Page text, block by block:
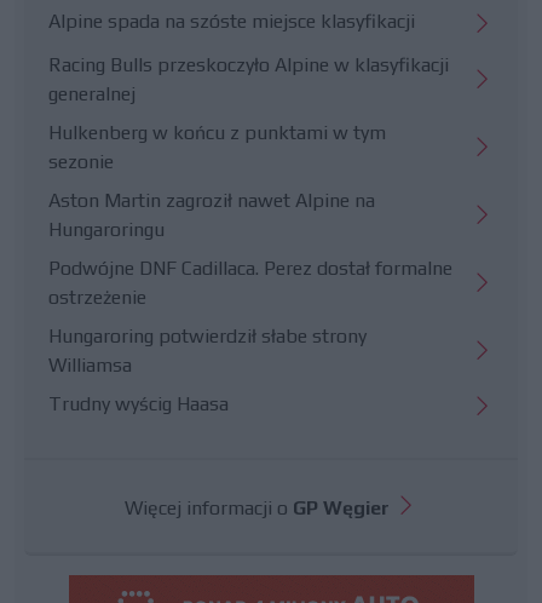
Alpine spada na szóste miejsce klasyfikacji
Racing Bulls przeskoczyło Alpine w klasyfikacji
generalnej
Hulkenberg w końcu z punktami w tym
sezonie
Aston Martin zagroził nawet Alpine na
Hungaroringu
Podwójne DNF Cadillaca. Perez dostał formalne
ostrzeżenie
Hungaroring potwierdził słabe strony
Williamsa
Trudny wyścig Haasa
Więcej informacji o GP Węgier